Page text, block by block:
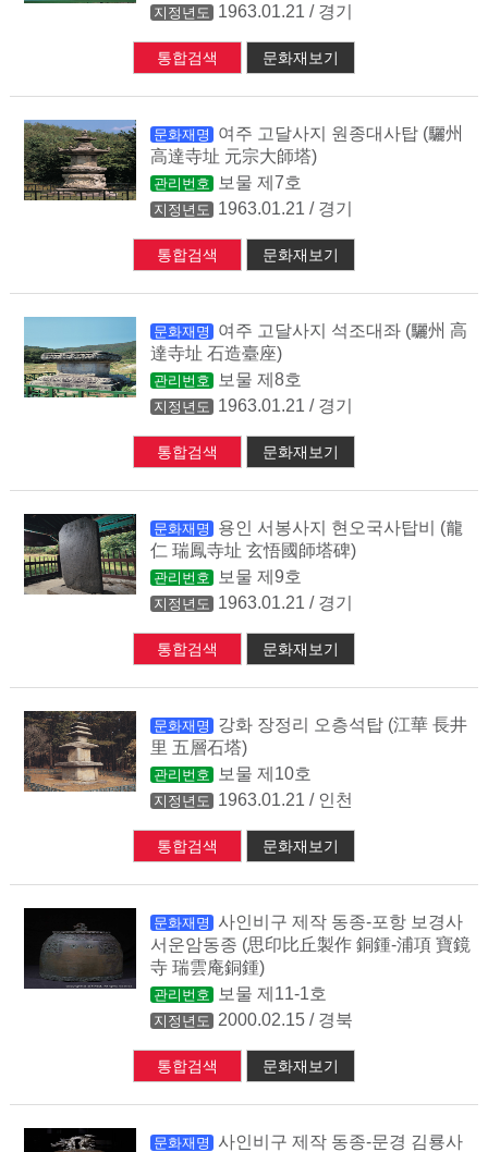
지정년도 1963.01.21 / 경기
통합검색 문화재보기
문화재명 여주 고달사지 원종대사탑 (驪州
高達寺址 元宗大師塔)
관리번호 보물 제7호
지정년도 1963.01.21 / 경기
통합검색 문화재보기
문화재명 여주 고달사지 석조대좌 (驪州 高
達寺址 石造臺座)
관리번호 보물 제8호
지정년도 1963.01.21 / 경기
통합검색 문화재보기
문화재명 용인 서봉사지 현오국사탑비 (龍
仁 瑞鳳寺址 玄悟國師塔碑)
관리번호 보물 제9호
지정년도 1963.01.21 / 경기
통합검색 문화재보기
문화재명 강화 장정리 오층석탑 (江華 長井
里 五層石塔)
관리번호 보물 제10호
지정년도 1963.01.21 / 인천
통합검색 문화재보기
문화재명 사인비구 제작 동종-포항 보경사
서운암동종 (思印比丘製作 銅鍾-浦項 寶鏡
寺 瑞雲庵銅鍾)
관리번호 보물 제11-1호
지정년도 2000.02.15 / 경북
통합검색 문화재보기
문화재명 사인비구 제작 동종-문경 김룡사